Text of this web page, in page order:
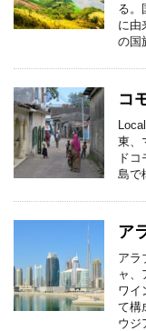
る。
に由
の国
コ
東、
ド
島で
ア
アラ
ャ、
ワイ
て構
ウジ